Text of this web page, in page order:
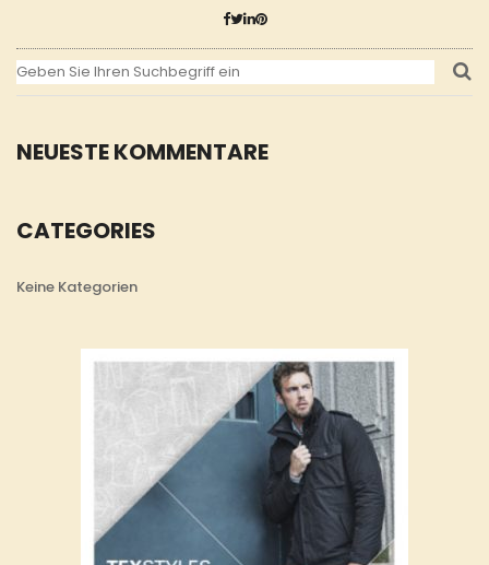
NEUESTE KOMMENTARE
CATEGORIES
Keine Kategorien